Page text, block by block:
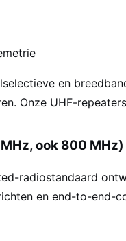
en
Onze UHF-
ook 800 MHz)
radiostandaard
en end-to-end-